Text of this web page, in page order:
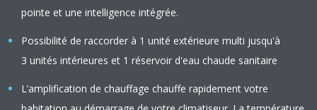
pointe et une intelligence intégrée.
Possibilité de raccorder à 1 unité extérieure multi jusqu'à
3 unités intérieures et 1 réservoir d'eau chaude sanitaire
L’amplification de chauffage chauffe rapidement votre